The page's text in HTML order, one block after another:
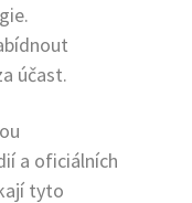
účast.
a oficiálních
tyto